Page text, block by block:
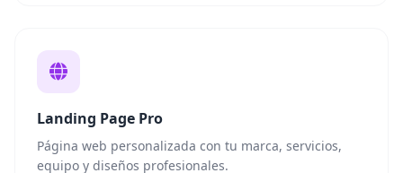
Landing Page Pro
Página web personalizada con tu marca, servicios,
equipo y diseños profesionales.